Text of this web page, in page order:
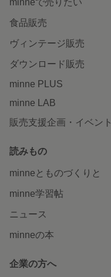
食品販売
ヴィンテージ販売
ダウンロード販売
minne PLUS
minne LAB
販売支援企画・イベント
読みもの
minneとものづくりと
minne学習帖
ニュース
minneの本
企業の方へ